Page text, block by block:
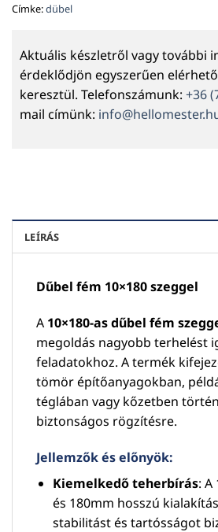
Címke:dübel
Aktuális készletről vagy további
érdeklődjön egyszerűen
keresztül. Telefonszámunk: +36
mail címünk:
LEÍRÁS
Dűbel fém 10×180 szeggel
A 10×180-as dűbel fém
megoldás nagyobb terhelést
feladatokhoz. A termék
tömör építőanyagokban,
téglában vagy kőzetben
biztonságos rögzítésre.
Jellemzők és előnyök:
Kiemelkedő teherbírás: A
és 180mm hosszú
stabilitást és tartósságot